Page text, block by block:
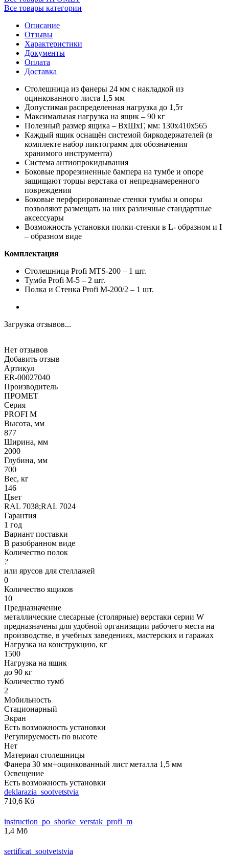
Все товары категории
Описание
Отзывы
Характеристики
Документы
Оплата
Доставка
Столешница из фанеры 24 мм с накладкой из
оцинкованного листа 1,5 мм
Допустимая распределенная нагрузка до 1,5т
Максимальная нагрузка на ящик – 90 кг
Полезный размер ящика – ВхШхГ, мм: 130х410х565
Каждый ящик оснащён системой биркодержателей (в
комплекте набор пиктограмм для обозначения
хранимого инструмента)
Система антиопрокидывания
Боковые прорезиненные бампера на тумбе и опоре
защищают торцы верстака от непреднамеренного
повреждения
Боковые перфорированные стенки тумбы и опоры
позволяют размещать на них различные стандартные
аксессуары
Возможность установки полки-стенки в L- образном и I
– образном виде
Комплектация
Столешница Profi MTS-200 – 1 шт.
Тумба Profi M-5 – 2 шт.
Полка и Стенка Profi M-200/2 – 1 шт.
Загрузка отзывов...
Нет отзывов
Добавить отзыв
Артикул
ER-00027040
Производитель
ПРОМЕТ
Серия
PROFI M
Высота, мм
877
Ширина, мм
2000
Глубина, мм
700
Вес, кг
146
Цвет
RAL 7038;RAL 7024
Гарантия
1 год
Вариант поставки
В разобранном виде
Количество полок
?
или ярусов для стеллажей
0
Количество ящиков
10
Предназначение
металлические слесарные (столярные) верстаки серии W
предназначены для удобной организации рабочего места на
производстве, в учебных заведениях, мастерских и гаражах
Нагрузка на конструкцию, кг
1500
Нагрузка на ящик
до 90 кг
Количество тумб
2
Мобильность
Стационарный
Экран
Есть возможность установки
Регулируемость по высоте
Нет
Материал столешницы
Фанера 30 мм+оцинкованный лист металла 1,5 мм
Освещение
Есть возможность установки
deklarazia_sootvetstvia
710,6 Кб
instruction_po_sborke_verstak_profi_m
1,4 Мб
sertificat_sootvetstvia